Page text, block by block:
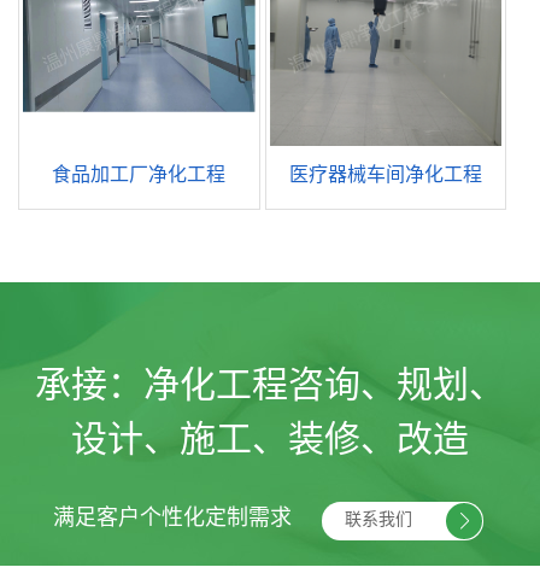
食品加工厂净化工程 医疗器械车间净化工程
承接： 净化工程咨询、规划、
设计、施工、装修、改造
满足客户个性化定制需求 联系我们